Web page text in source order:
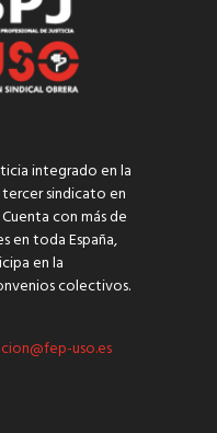
integrado en la
tercer sindicato en
con más de
en toda España,
en la
colectivos.
uso.es